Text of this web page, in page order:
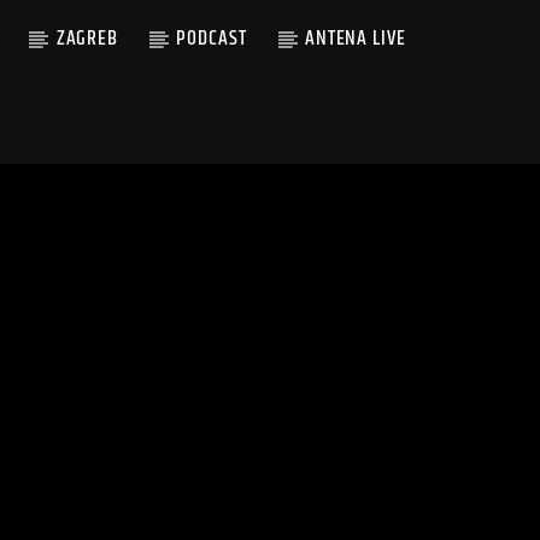
ZAGREB PODCAST ANTENA LIVE